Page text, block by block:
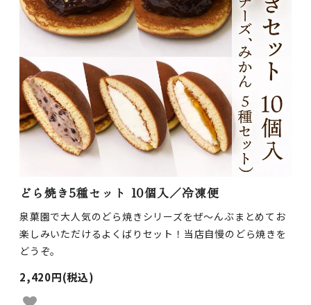
どら焼き5種セット 10個入／冷凍便
泉菓園で大人気のどら焼きシリーズをぜ～んぶまとめてお
楽しみいただけるよくばりセット！当店自慢のどら焼きを
どうぞ。
2,420円(税込)